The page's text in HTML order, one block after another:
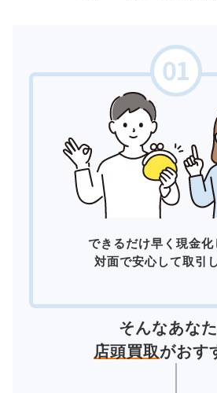
できるだけ早く現金化
対面で安心して取引
そんなあな
店頭買取がおす